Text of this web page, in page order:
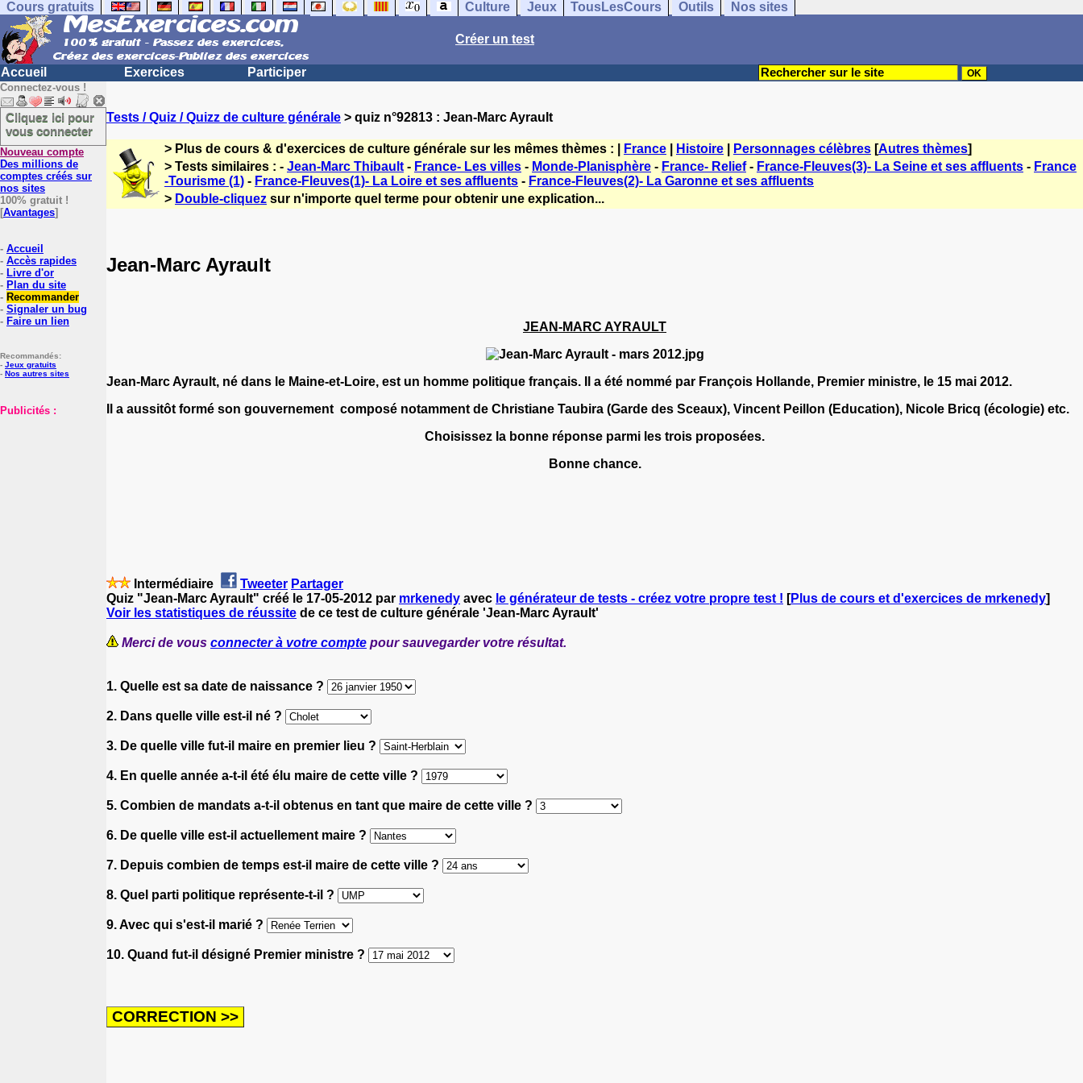
Cours gratuits Culture Jeux TousLesCours Outils Nos sites
Créer un test
Accueil Exercices Participer
Connectez-vous !
Cliquez ici pour
vous connecter
Nouveau compte
Des millions de
comptes créés sur
nos sites
100% gratuit !
[Avantages]
- Accueil
- Accès rapides
- Livre d'or
- Plan du site
- Recommander
- Signaler un bug
- Faire un lien
Recommandés:
- Jeux gratuits
- Nos autres sites
Publicités :
Tests / Quiz / Quizz de culture générale > quiz n°92813 : Jean-Marc Ayrault
> Plus de cours & d'exercices de culture générale sur les mêmes thèmes : | France Histoire Personnages célèbres [Autres thèmes]
> Tests similaires : - Jean-Marc Thibault - France- Les villes - Monde-Planisphère - France- Relief- France-Fleuves(3)- La Seine et ses affluents - France
-Tourisme (1) - France-Fleuves(1)- La Loire et ses affluents - France-Fleuves(2)- La Garonne et ses affluents
> Double-cliquez sur n'importe quel terme pour obtenir une explication...
Jean-Marc Ayrault
JEAN-MARC AYRAULT
Jean-Marc Ayrault, né dans le Maine-et-Loire, est un homme politique français. Il a été nommé par François Hollande, Premier ministre, le 15 mai 2012.
Il a aussitôt formé son gouvernement composé notamment de Christiane Taubira (Garde des Sceaux), Vincent Peillon (Education), Nicole Bricq (écologie) etc.
Choisissez la bonne réponse parmi les trois proposées.
Bonne chance.
Intermédiaire Tweeter Partager
Quiz "Jean-Marc Ayrault" créé le 17-05-2012 par mrkenedy avec le générateur de tests - créez votre propre test ! [Plus de cours et d'exercices de mrkenedy]
Voir les statistiques de réussite de ce test de culture générale 'Jean-Marc Ayrault'
Merci de vous connecter à votre compte pour sauvegarder votre résultat.
1. Quelle est sa date de naissance ?
2. Dans quelle ville est-il né ?
3. De quelle ville fut-il maire en premier lieu ?
4. En quelle année a-t-il été élu maire de cette ville ?
5. Combien de mandats a-t-il obtenus en tant que maire de cette ville ?
6. De quelle ville est-il actuellement maire ?
7. Depuis combien de temps est-il maire de cette ville ?
8. Quel parti politique représente-t-il ?
9. Avec qui s'est-il marié ?
10. Quand fut-il désigné Premier ministre ?